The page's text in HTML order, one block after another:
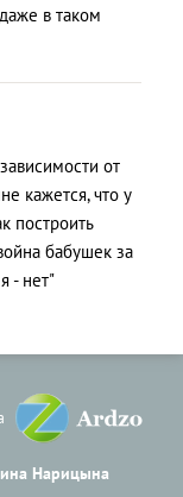
в таком
от
кажется, что у
построить
бабушек за
- нет"
Нарицына